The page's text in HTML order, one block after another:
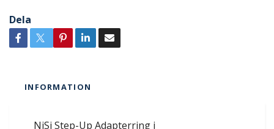
Dela
INFORMATION
NiSi Step-Up Adapterring i